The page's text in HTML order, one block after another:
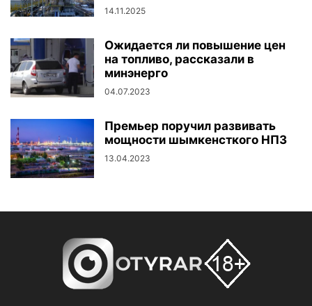
14.11.2025
Ожидается ли повышение цен
на топливо, рассказали в
минэнерго
04.07.2023
Премьер поручил развивать
мощности шымкенсткого НПЗ
13.04.2023